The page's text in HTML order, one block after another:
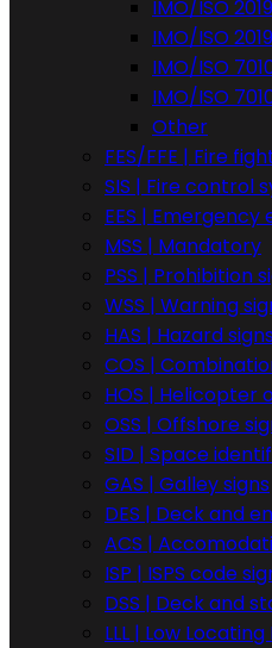
IMO/ISO
IMO/ISO
IMO/ISO
IMO/ISO
Other
FES/FFE | Fire
SIS | Fire control
EES |
MSS | Mandatory
PSS | Prohibition
WSS | Warning
HAS | Hazard signs
COS |
HOS | Helicopter
OSS | Offshore
SID | Space
GAS | Galley signs
DES | Deck and
ACS |
ISP | ISPS code
DSS | Deck and
LLL | Low